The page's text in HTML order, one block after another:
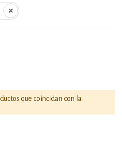
que coincidan con la